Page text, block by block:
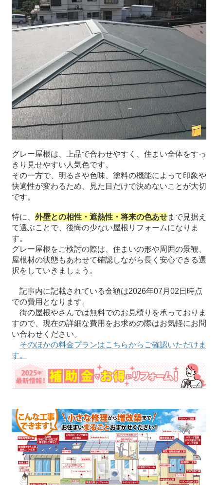
グレー屋根は、上品で合わせやすく、住まい全体をすっ
きり見せやすい人気色です。
その一方で、明るさや色味、塗料の機能によって印象や
快適性が変わるため、見た目だけで決めないことが大切
です。
特に、 外壁との相性・遮熱性・将来の色あせまで見据え
て選ぶことで、後悔の少ない屋根リフォームになりま
す。
グレー屋根をご検討の際は、住まいの形や周囲の景観、
屋根材の状態もあわせて確認しながら長く安心できる選
択をしていきましょう。
記事内に記載されている金額は2026年07月02日時点
での費用となります。
街の屋根やさんでは無料でのお見積りを承っておりま
すので、現在の詳細な費用をお求めの際はお気軽にお問
い合わせください。
そのほかの料金プランはこちらからご確認いただけま
す。